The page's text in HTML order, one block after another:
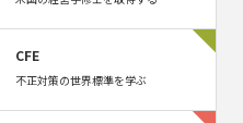
CFE
不正対策の世界標準を学ぶ